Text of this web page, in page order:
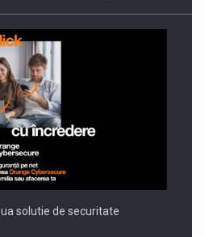
solutie de securitate